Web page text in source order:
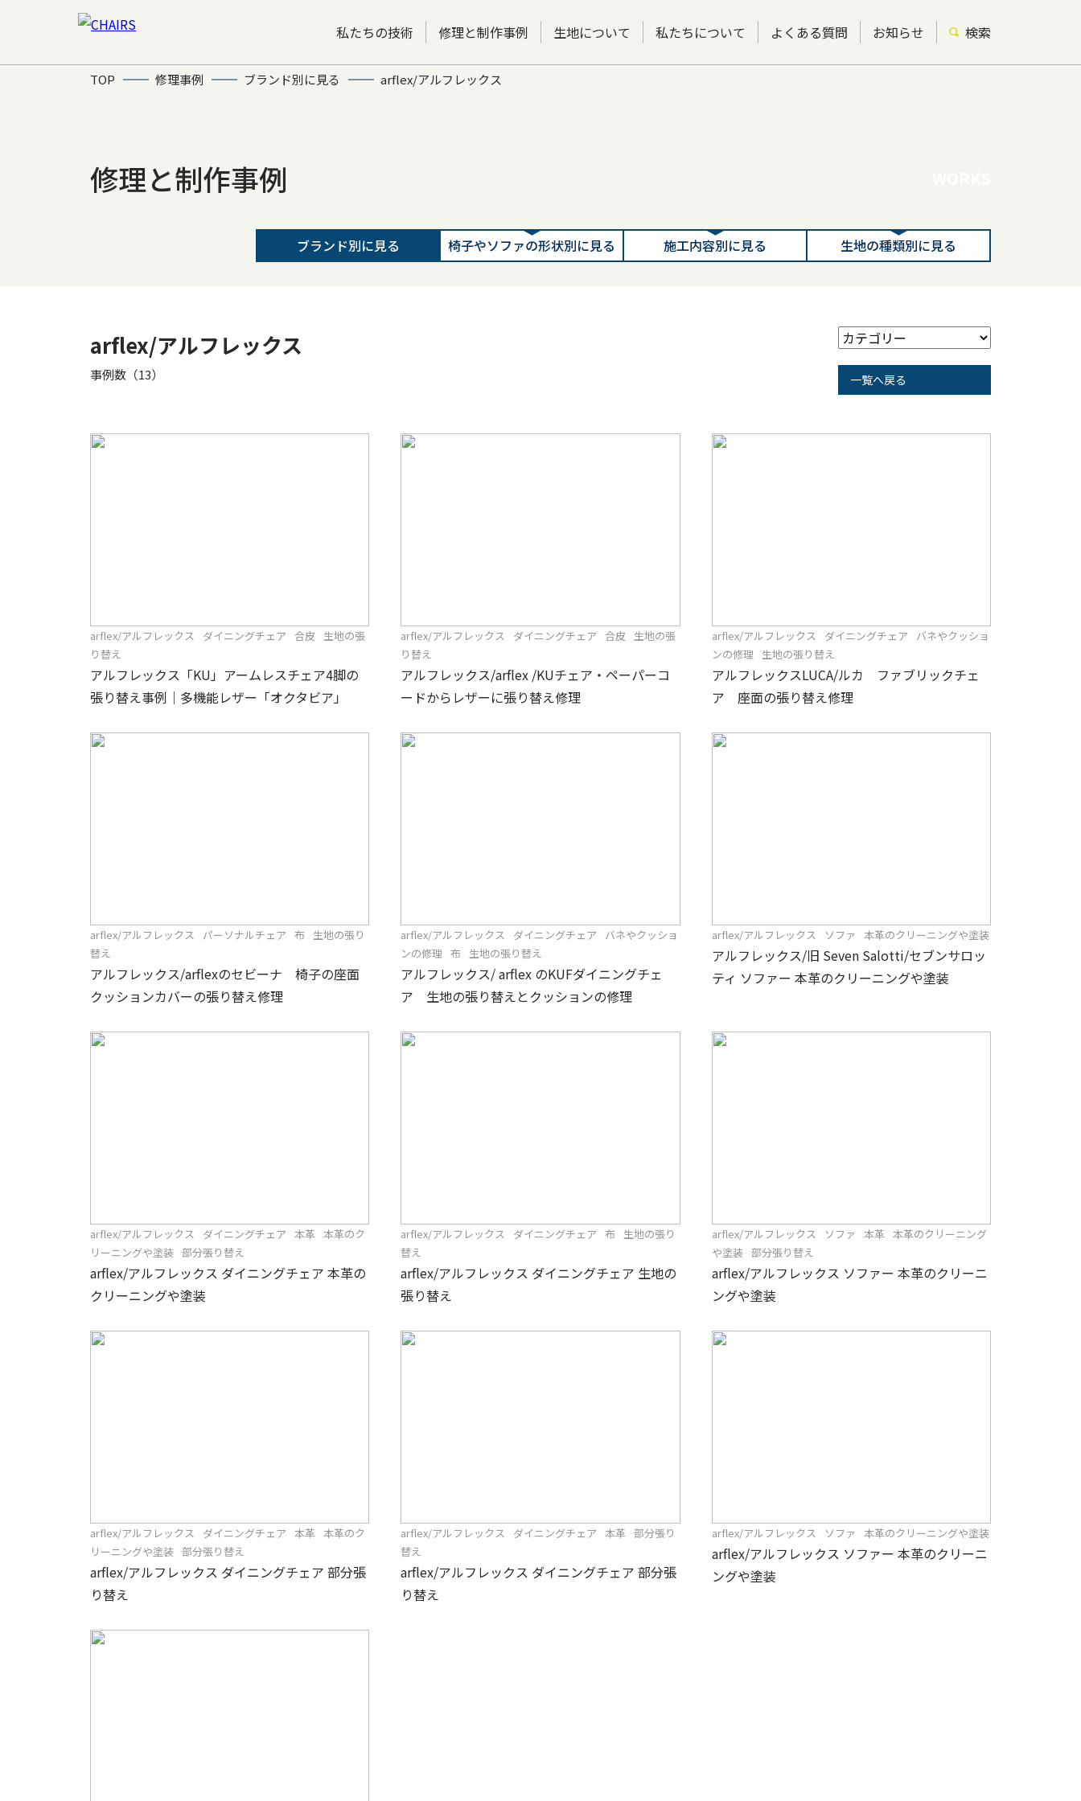
私たちの技術 修理と制作事例 生地について 私たちについて よくある質問 お知らせ 検索
TOP 修理事例 ブランド別に見る arflex/アルフレックス
修理と制作事例
ブランド別に見る 椅子やソファの形状別に見る 施工内容別に見る 生地の種類別に見る
一覧へ戻る
arflex/アルフレックス
事例数（13）
arflex/アルフレックス ダイニングチェア 合皮
生地の張
り替え
アルフレックス「KU」アームレスチェア4脚の
張り替え事例｜多機能レザー「オクタビア」
arflex/アルフレックス ダイニングチェア 合皮
生地の張
り替え
アルフレックス/arflex /KUチェア・ペーパーコ
ードからレザーに張り替え修理
arflex/アルフレックス ダイニングチェア
バネやクッショ
ンの修理 生地の張り替え
アルフレックスLUCA/ルカ ファブリックチェ
ア 座面の張り替え修理
arflex/アルフレックス パーソナルチェア 布 生地の張り
替え
アルフレックス/arflexのセビーナ 椅子の座面
クッションカバーの張り替え修理
arflex/アルフレックス ダイニングチェア
バネやクッショ
ンの修理 布 生地の張り替え
アルフレックス/ arflex のKUFダイニングチェ
ア 生地の張り替えとクッションの修理
arflex/アルフレックス ソファ 本革のクリーニングや塗装
アルフレックス/旧 Seven Salotti/セブンサロッ
ティ ソファー 本革のクリーニングや塗装
arflex/アルフレックス ダイニングチェア 本革 本革のク
リーニングや塗装 部分張り替え
arflex/アルフレックス ダイニングチェア 本革の
クリーニングや塗装
arflex/アルフレックス ダイニングチェア 布 生地の張り
替え
arflex/アルフレックス ダイニングチェア 生地の
張り替え
arflex/アルフレックス ソファ 本革 本革のクリーニング
や塗装 部分張り替え
arflex/アルフレックス ソファー 本革のクリーニ
ングや塗装
arflex/アルフレックス ダイニングチェア 本革 本革のク
リーニングや塗装 部分張り替え
arflex/アルフレックス ダイニングチェア 部分張
り替え
arflex/アルフレックス ダイニングチェア 本革 部分張り
替え
arflex/アルフレックス ダイニングチェア 部分張
り替え
arflex/アルフレックス ソファ 本革のクリーニングや塗装
arflex/アルフレックス ソファー 本革のクリーニ
ングや塗装